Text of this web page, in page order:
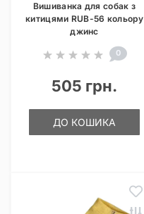
Вишиванка для собак з
китицями RUB-56 кольору
джинс
0
505 грн.
ДО КОШИКА